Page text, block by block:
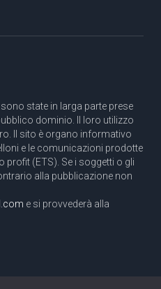
state in larga parte prese
dominio. Il loro utilizzo
Il sito è organo informativo
e le comunicazioni prodotte
(ETS). Se i soggetti o gli
alla pubblicazione non
e si provvederà alla